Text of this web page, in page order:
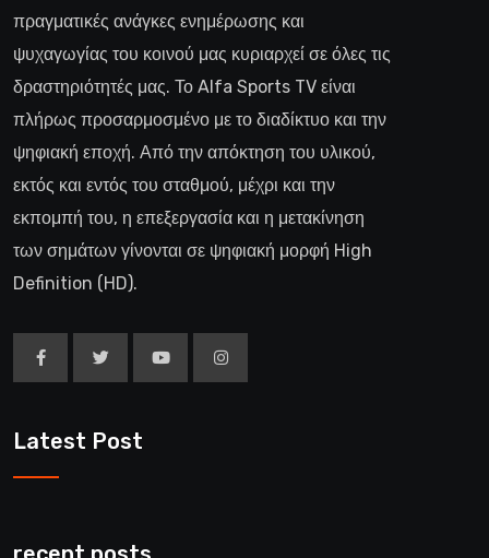
πραγματικές ανάγκες ενημέρωσης και
ψυχαγωγίας του κοινού μας κυριαρχεί σε όλες τις
δραστηριότητές μας. Το Alfa Sports TV είναι
πλήρως προσαρμοσμένο με το διαδίκτυο και την
ψηφιακή εποχή. Από την απόκτηση του υλικού,
εκτός και εντός του σταθμού, μέχρι και την
εκπομπή του, η επεξεργασία και η μετακίνηση
των σημάτων γίνονται σε ψηφιακή μορφή High
Definition (HD).
Latest Post